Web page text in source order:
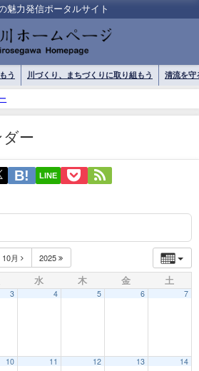
魅力発信ポータルサイト
う 川づくり、まちづくりに取り組もう 清流を守
ー
LINE
10月 2025
水 木 金 土
3 4 5 6 7
10 11 12 13 14